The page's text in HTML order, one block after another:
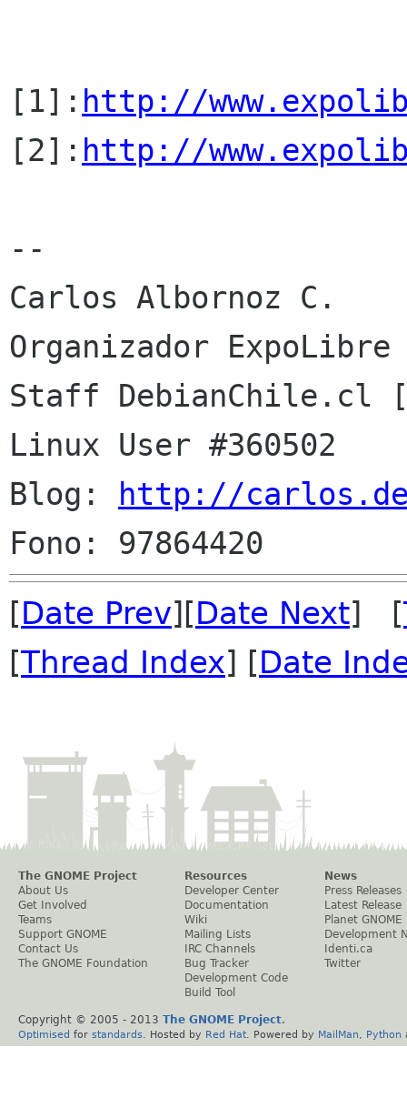
[1]: http://
[2]: http://
--
Carlos Albornoz C.
Organizador ExpoLibre
Staff DebianChile.cl
Linux User #360502
Blog:
http://
[Date Prev][Date Next] [
[Thread Index] [Date
The GNOME Project
About Us
Get Involved
Teams
Support GNOME
Contact Us
The GNOME Foundation
Resources
Developer Center
Documentation
Wiki
Mailing Lists
IRC Channels
Bug Tracker
Development Code
Build Tool
News
Press Releases
Latest Release
Planet GNOME
Development
Identi.ca
Twitter
Copyright © 2005 - 2013 The GNOME Project.
Optimised for standards . Hosted by Red Hat . Powered by MailMan Python